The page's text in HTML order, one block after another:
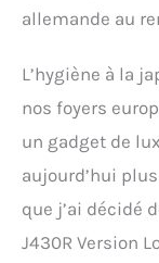
allemande au
L’hygiène à la
nos foyers
un gadget de
aujourd’hui
que j’ai décidé
J430R Version